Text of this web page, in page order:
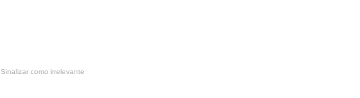
Sinalizar como irrelevante